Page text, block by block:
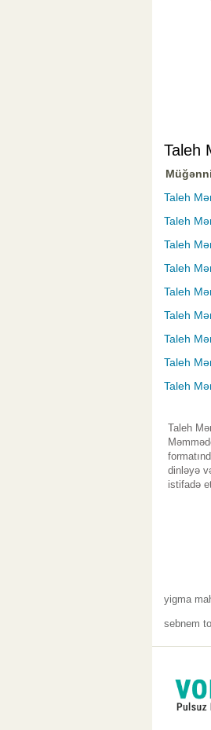
Taleh
Taleh
Taleh
Taleh
Taleh
Taleh
Taleh
Taleh
Taleh
Taleh
Taleh
dinləyə
istifadə
yigma
sebnem